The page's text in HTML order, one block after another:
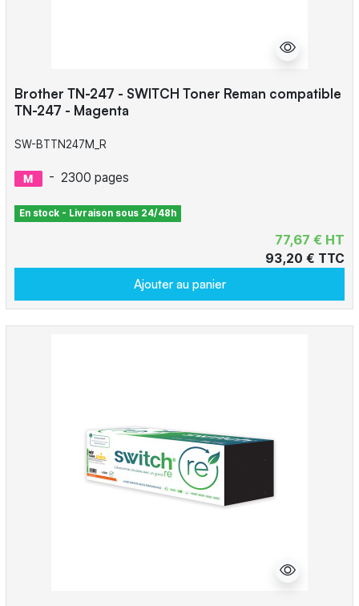
Brother TN-247 - SWITCH Toner Reman compatible
TN-247 - Magenta
SW-BTTN247M_R
- 2300 pages
En stock - Livraison sous 24/48h
77,67 € HT
93,20 € TTC
Ajouter au panier